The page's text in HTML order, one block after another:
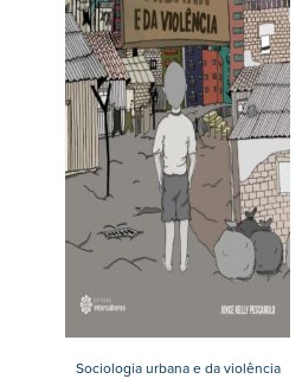
Sociologia urbana e da violência